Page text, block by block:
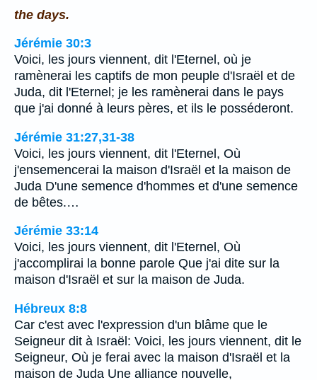
the days.
Jérémie 30:3
Voici, les jours viennent, dit l'Eternel, où je
ramènerai les captifs de mon peuple d'Israël et de
Juda, dit l'Eternel; je les ramènerai dans le pays
que j'ai donné à leurs pères, et ils le posséderont.
Jérémie 31:27,31-38
Voici, les jours viennent, dit l'Eternel, Où
j'ensemencerai la maison d'Israël et la maison de
Juda D'une semence d'hommes et d'une semence
de bêtes.…
Jérémie 33:14
Voici, les jours viennent, dit l'Eternel, Où
j'accomplirai la bonne parole Que j'ai dite sur la
maison d'Israël et sur la maison de Juda.
Hébreux 8:8
Car c'est avec l'expression d'un blâme que le
Seigneur dit à Israël: Voici, les jours viennent, dit le
Seigneur, Où je ferai avec la maison d'Israël et la
maison de Juda Une alliance nouvelle,